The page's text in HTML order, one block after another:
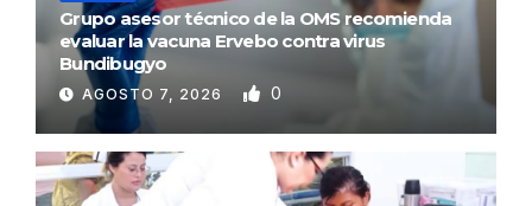
Grupo asesor técnico de la OMS recomienda
evaluar la vacuna Ervebo contra virus
Bundibugyo
AGOSTO 7, 2026 0